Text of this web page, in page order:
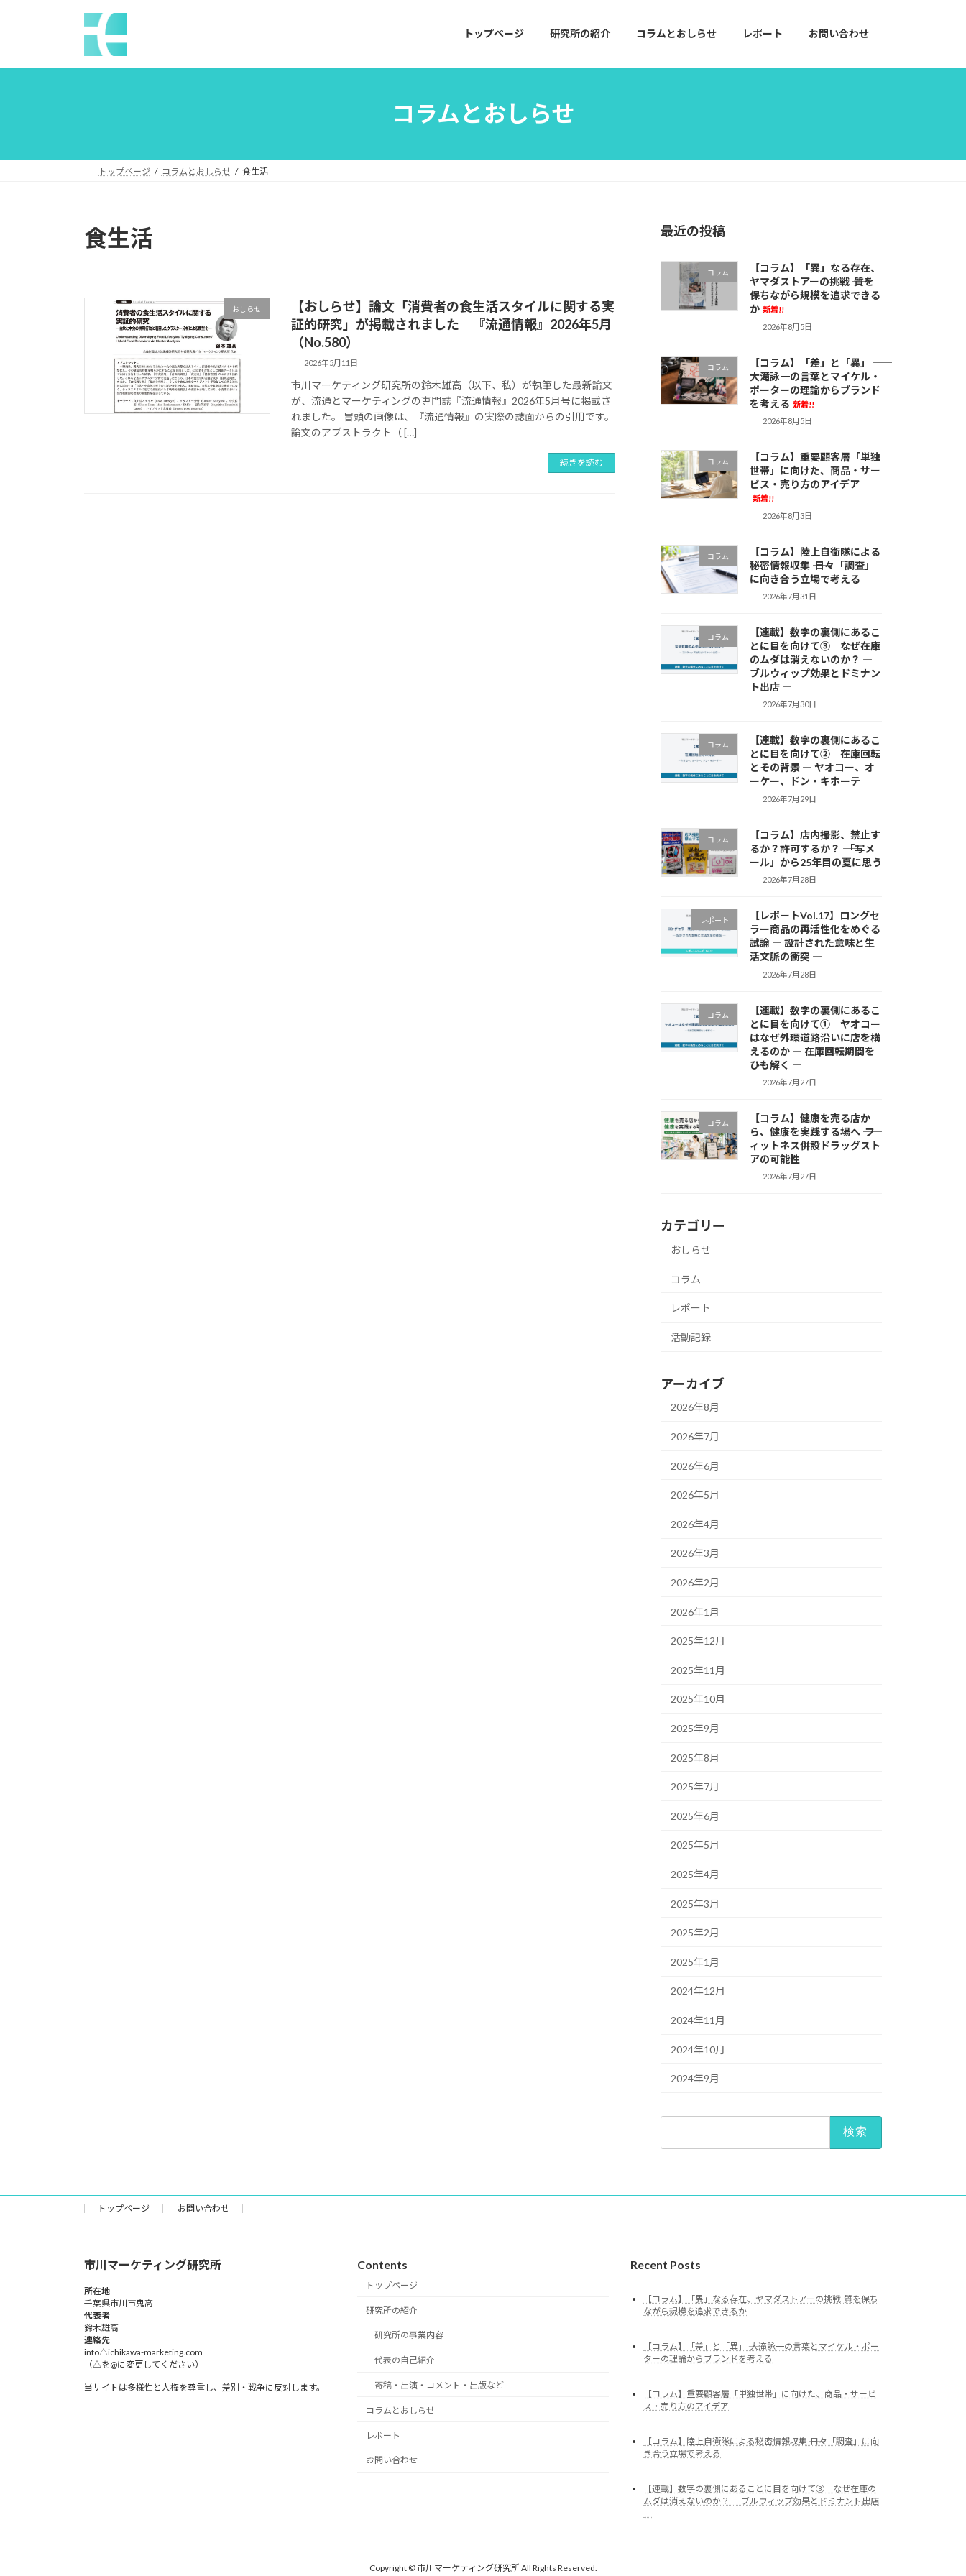
プ
動
トップページ 研究所の紹介 コラムとおしらせ レポート お問い合わせ
コラムとおしらせ
トップページ コラムとおしらせ 食生活
食生活
おしらせ
【おしらせ】論文「消費者の食生活スタイルに関する実
証的研究」が掲載されました｜『流通情報』2026年5月
（No.580）
2026年5月11日
市川マーケティング研究所の鈴木雄高（以下、私）が執筆した最新論文
が、流通とマーケティングの専門誌『流通情報』2026年5月号に掲載さ
れました。 冒頭の画像は、『流通情報』の実際の誌面からの引用です。
論文のアブストラクト（ […]
続きを読む
最近の投稿
コラム
【コラム】「異」なる存在、
ヤマダストアーの挑戦 ―― 質を
保ちながら規模を追求できる
か 新着!!
2026年8月5日
コラム
【コラム】「差」と「異」 ――
大滝詠一の言葉とマイケル・
ポーターの理論からブランド
を考える 新着!!
2026年8月5日
コラム
【コラム】重要顧客層「単独
世帯」に向けた、商品・サー
ビス・売り方のアイデア
新着!!
2026年8月3日
コラム
【コラム】陸上自衛隊による
秘密情報収集 ―― 日々「調査」
に向き合う立場で考える
2026年7月31日
コラム
【連載】数字の裏側にあるこ
とに目を向けて③ なぜ在庫
のムダは消えないのか？ ―
ブルウィップ効果とドミナン
ト出店 ―
2026年7月30日
コラム
【連載】数字の裏側にあるこ
とに目を向けて② 在庫回転
とその背景 ― ヤオコー、オ
ーケー、ドン・キホーテ ―
2026年7月29日
コラム
【コラム】店内撮影、禁止す
るか？許可するか？ ―― 「写メ
ール」から25年目の夏に思う
2026年7月28日
レポート
【レポートVol.17】ロングセ
ラー商品の再活性化をめぐる
試論 ― 設計された意味と生
活文脈の衝突 ―
2026年7月28日
コラム
【連載】数字の裏側にあるこ
とに目を向けて① ヤオコー
はなぜ外環道路沿いに店を構
えるのか ― 在庫回転期間を
ひも解く ―
2026年7月27日
コラム
【コラム】健康を売る店か
ら、健康を実践する場へ ―― フ
ィットネス併設ドラッグスト
アの可能性
2026年7月27日
カテゴリー
おしらせ
コラム
レポート
活動記録
アーカイブ
2026年8月
2026年7月
2026年6月
2026年5月
2026年4月
2026年3月
2026年2月
2026年1月
2025年12月
2025年11月
2025年10月
2025年9月
2025年8月
2025年7月
2025年6月
2025年5月
2025年4月
2025年3月
2025年2月
2025年1月
2024年12月
2024年11月
2024年10月
2024年9月
トップページ お問い合わせ
市川マーケティング研究所
所在地
千葉県市川市鬼高
代表者
鈴木雄高​
連絡先
info△ichikawa-marketing.com
（△を@に変更してください）
当サイトは多様性と人権を尊重し、差別・戦争に反対します。
Contents
トップページ
研究所の紹介
研究所の事業内容
代表の自己紹介
寄稿・出演・コメント・出版など
コラムとおしらせ
レポート
お問い合わせ
Recent Posts
【コラム】「異」なる存在、ヤマダストアーの挑戦 ―― 質を保ち
ながら規模を追求できるか
【コラム】「差」と「異」 ―― 大滝詠一の言葉とマイケル・ポー
ターの理論からブランドを考える
【コラム】重要顧客層「単独世帯」に向けた、商品・サービ
ス・売り方のアイデア
【コラム】陸上自衛隊による秘密情報収集 ―― 日々「調査」に向
き合う立場で考える
【連載】数字の裏側にあることに目を向けて③ なぜ在庫の
ムダは消えないのか？ ― ブルウィップ効果とドミナント出店
―
Copyright © 市川マーケティング研究所 All Rights Reserved.